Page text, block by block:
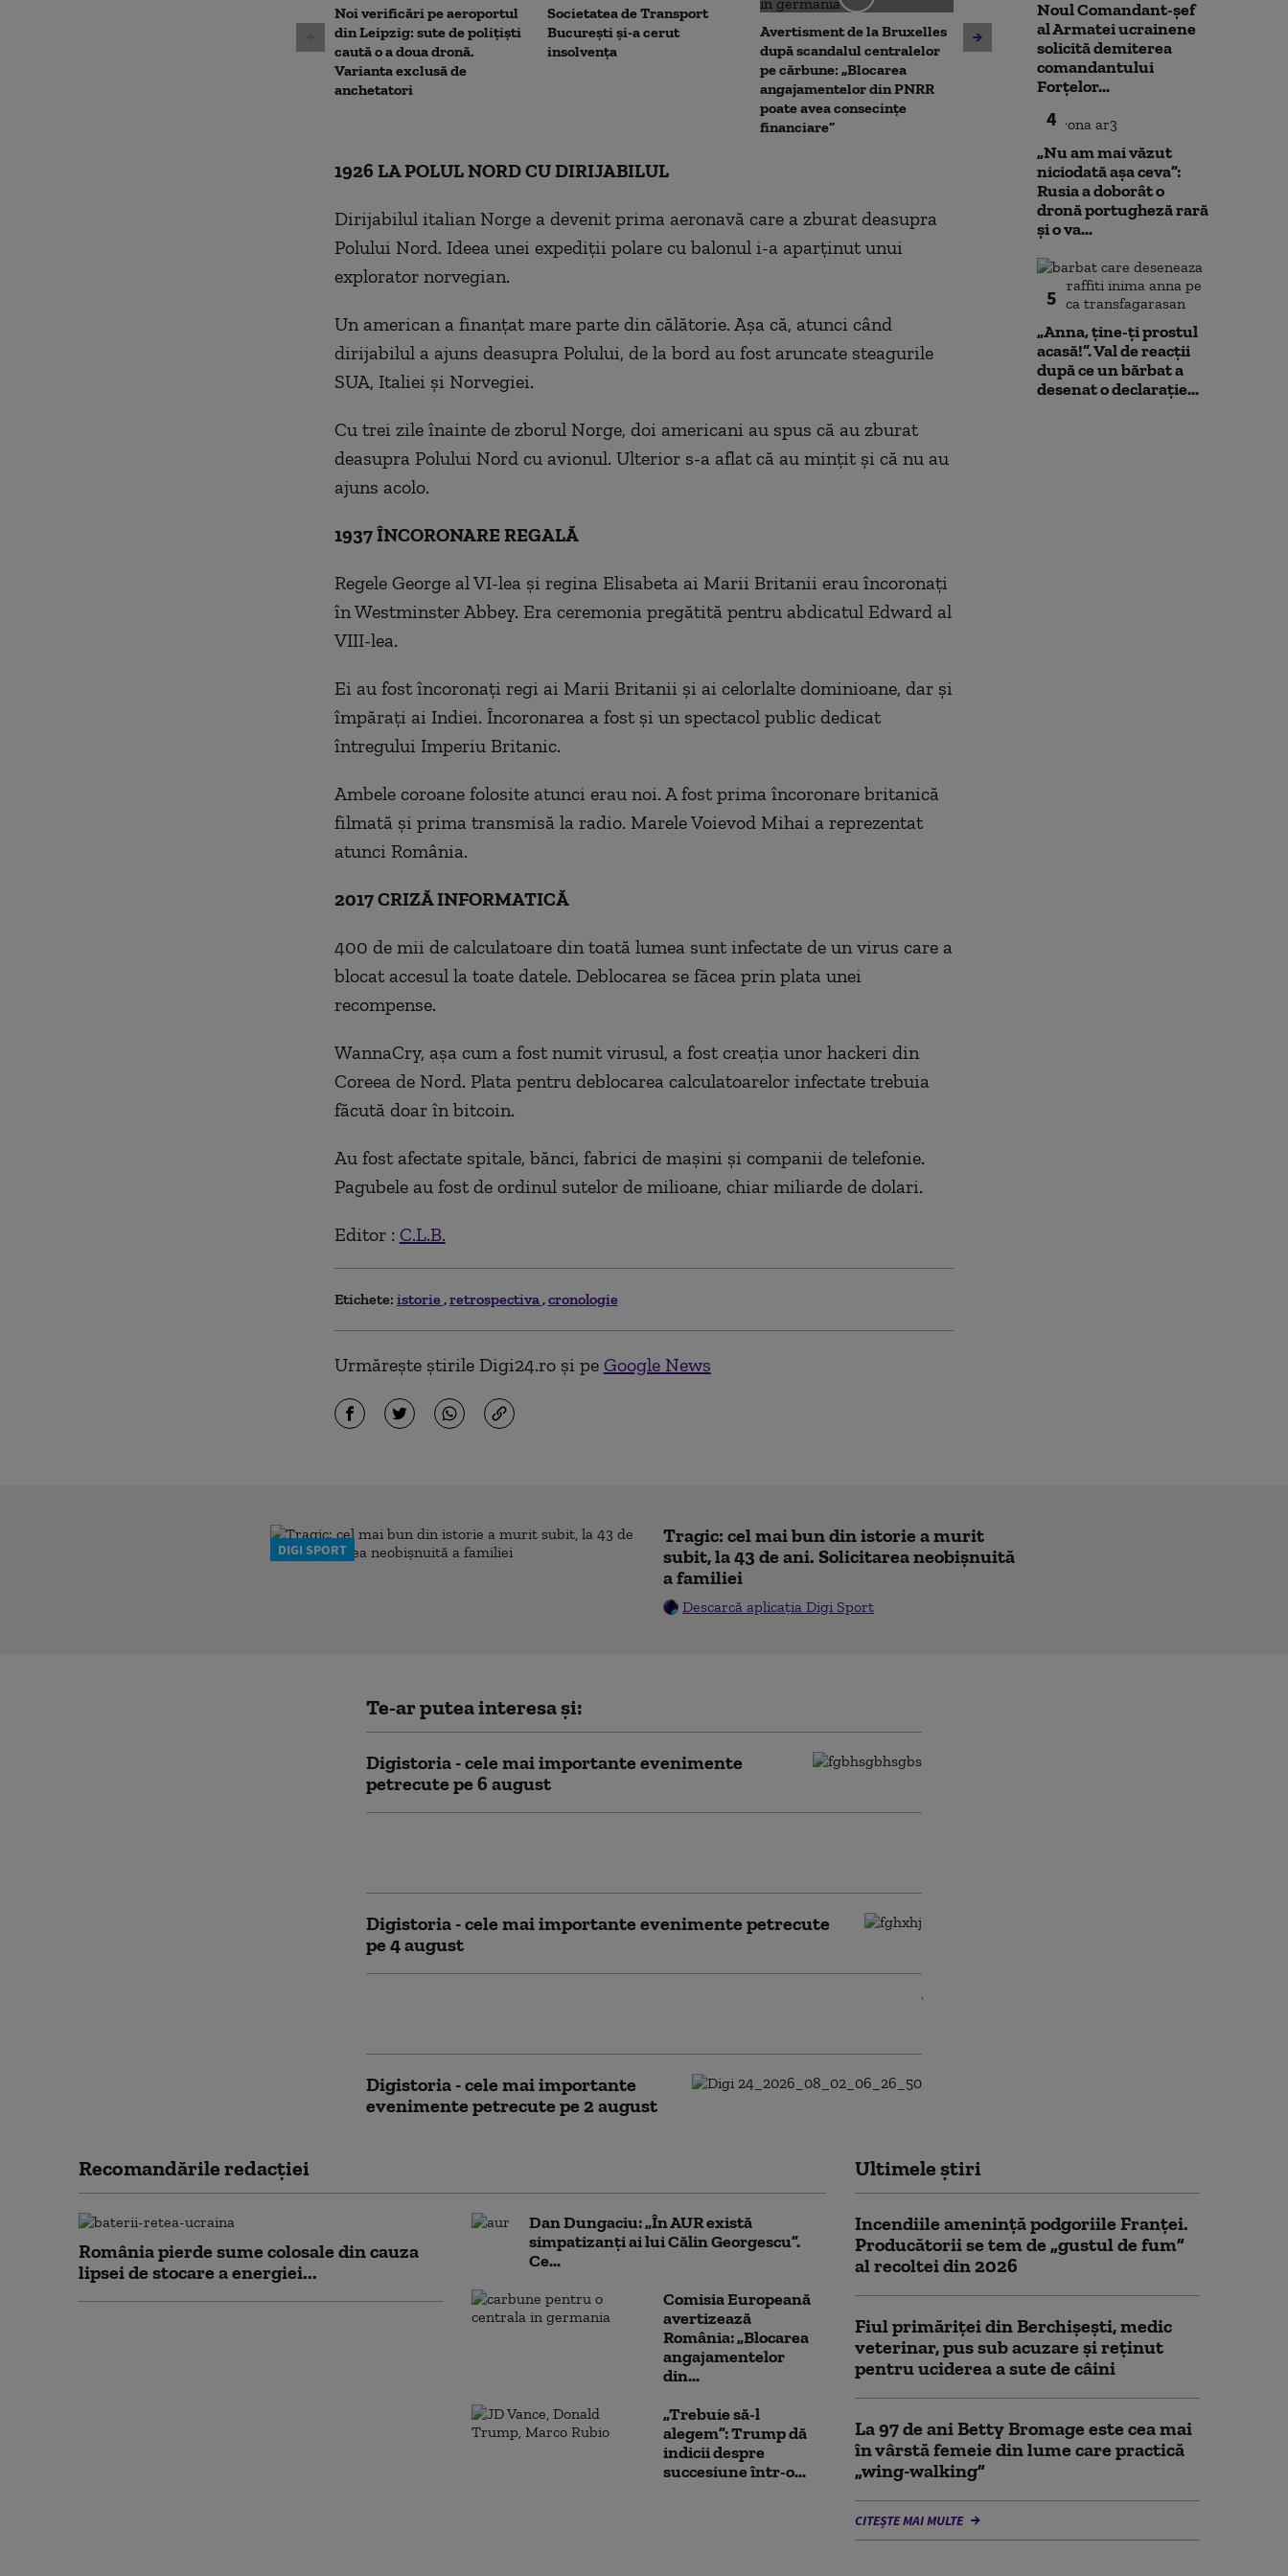
90%
Noi verificări pe aeroportul
din Leipzig: sute de polițiști
caută o a doua dronă.
Varianta exclusă de
anchetatori
Societatea de Transport
București și-a cerut
insolvența
Avertisment de la Bruxelles
după scandalul centralelor
pe cărbune: „Blocarea
angajamentelor din PNRR
poate avea consecințe
financiare”
Noua lege a integrității
deschide calea spre
parteneriatul civil. ACCEPT:
Nu poți impune obligații
fără să oferi și drepturi
1926 LA POLUL NORD CU DIRIJABILUL
Dirijabilul italian Norge a devenit prima aeronavă care a zburat deasupra
Polului Nord. Ideea unei expediții polare cu balonul i-a aparținut unui
explorator norvegian.
Un american a finanțat mare parte din călătorie. Așa că, atunci când
dirijabilul a ajuns deasupra Polului, de la bord au fost aruncate steagurile
SUA, Italiei și Norvegiei.
Cu trei zile înainte de zborul Norge, doi americani au spus că au zburat
deasupra Polului Nord cu avionul. Ulterior s-a aflat că au mințit și că nu au
ajuns acolo.
1937 ÎNCORONARE REGALĂ
Regele George al VI-lea și regina Elisabeta ai Marii Britanii erau încoronați
în Westminster Abbey. Era ceremonia pregătită pentru abdicatul Edward al
VIII-lea.
Ei au fost încoronați regi ai Marii Britanii și ai celorlalte dominioane, dar și
împărați ai Indiei. Încoronarea a fost și un spectacol public dedicat
întregului Imperiu Britanic.
Ambele coroane folosite atunci erau noi. A fost prima încoronare britanică
filmată și prima transmisă la radio. Marele Voievod Mihai a reprezentat
atunci România.
2017 CRIZĂ INFORMATICĂ
400 de mii de calculatoare din toată lumea sunt infectate de un virus care a
blocat accesul la toate datele. Deblocarea se făcea prin plata unei
recompense.
WannaCry, așa cum a fost numit virusul, a fost creația unor hackeri din
Coreea de Nord. Plata pentru deblocarea calculatoarelor infectate trebuia
făcută doar în bitcoin.
Au fost afectate spitale, bănci, fabrici de mașini și companii de telefonie.
Pagubele au fost de ordinul sutelor de milioane, chiar miliarde de dolari.
Editor : C.L.B.
Etichete: istorie retrospectiva cronologie
Urmărește știrile Digi24.ro și pe Google News
Noul Comandant-șef
al Armatei ucrainene
solicită demiterea
comandantului
Forțelor...
4
„Nu am mai văzut
niciodată așa ceva”:
Rusia a doborât o
dronă portugheză rară
și o va...
5
„Anna, ţine-ţi prostul
acasă!”. Val de reacții
după ce un bărbat a
desenat o declarație...
DIGI SPORT
Tragic: cel mai bun din istorie a murit
subit, la 43 de ani. Solicitarea neobișnuită
a familiei
Descarcă aplicația Digi Sport
Te-ar putea interesa și:
Digistoria - cele mai importante evenimente
petrecute pe 6 august
Digistoria - cele mai importante evenimente petrecute
pe 4 august
Digistoria - cele mai importante
evenimente petrecute pe 2 august
Recomandările redacţiei
România pierde sume colosale din cauza
lipsei de stocare a energiei...
Dan Dungaciu: „În AUR există
simpatizanți ai lui Călin Georgescu”.
Ce...
Comisia Europeană
avertizează
România: „Blocarea
angajamentelor
din...
„Trebuie să-l
alegem”: Trump dă
indicii despre
succesiune într-o...
Ultimele știri
Incendiile amenință podgoriile Franței.
Producătorii se tem de „gustul de fum”
al recoltei din 2026
Fiul primăriţei din Berchişeşti, medic
veterinar, pus sub acuzare şi reţinut
pentru uciderea a sute de câini
La 97 de ani Betty Bromage este cea mai
în vârstă femeie din lume care practică
„wing-walking”
CITEȘTE MAI MULTE